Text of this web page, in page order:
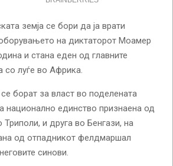
земја се бори да ја врати
на диктаторот Моамер
и стана еден од главните
со луѓе во Африка.
борат за власт во поделената
национално единство признаена од
и друга во Бенгази, на
од отпадникот фелдмаршал
синови.